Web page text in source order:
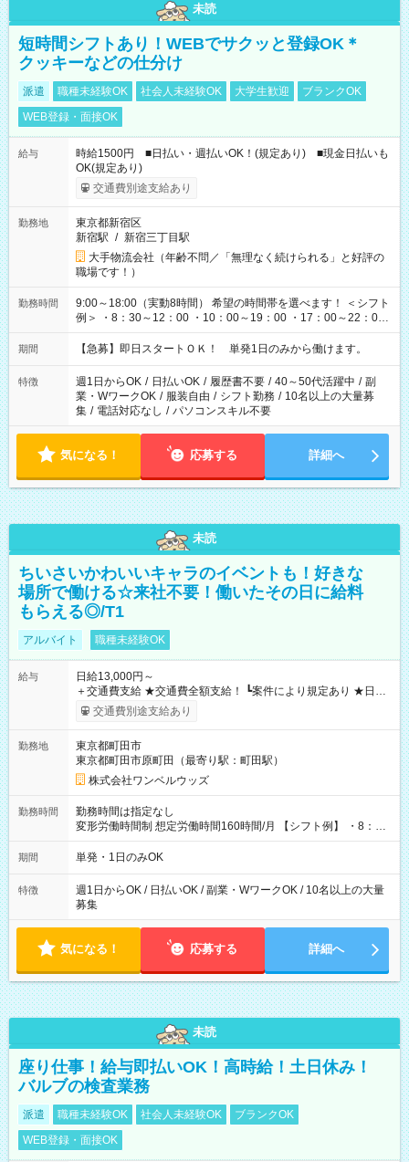
未読
短時間シフトあり！WEBでサクッと登録OK＊
クッキーなどの仕分け
派遣 職種未経験OK 社会人未経験OK 大学生歓迎
ブランクOK
WEB登録・面接OK
給与
時給1500円 ■日払い・週払いOK！(規定あり) ■現金日払いも
OK(規定あり)
交通費別途支給あり
勤務地
東京都新宿区
新宿駅 / 新宿三丁目駅
大手物流会社（年齢不問／「無理なく続けられる」と好評の
職場です！）
勤務時間
9:00～18:00（実動8時間） 希望の時間帯を選べます！ ＜シフト
例＞ ・8：30～12：00 ・10：00～19：00 ・17：00～22：00
・13：00～22：00 ・22：00～翌6：00 など
期間 【急募】即日スタートＯＫ！ 単発1日のみから働けます。
特徴 週1日からOK / 日払いOK / 履歴書不要 / 40～50代活躍中 / 副
業・WワークOK / 服装自由 / シフト勤務 / 10名以上の大量募
集 / 電話対応なし / パソコンスキル不要
気になる！ 応募する 詳細へ
未読
ちいさいかわいいキャラのイベントも！好きな
場所で働ける☆来社不要！働いたその日に給料
もらえる◎/T1
アルバイト 職種未経験OK
給与
日給13,000円～
＋交通費支給 ★交通費全額支給！ ┗案件により規定あり ★日払
いOK！（規定あり） ┗働いたその日に現金GET♪ お仕事後はコ
ンビニATMから 日払い分を引き落とせます！ 【試用期間】試
交通費別途支給あり
勤務地
東京都町田市
東京都町田市原町田（最寄り駅：町田駅）
株式会社ワンベルウッズ
勤務時間
勤務時間は指定なし
変形労働時間制 想定労働時間160時間/月 【シフト例】 ・8：00
～21：00
期間 単発・1日のみOK
特徴
週1日からOK / 日払いOK / 副業・WワークOK / 10名以上の大量
募集
気になる！ 応募する 詳細へ
未読
座り仕事！給与即払いOK！高時給！土日休み！
バルブの検査業務
派遣 職種未経験OK 社会人未経験OK
ブランクOK
WEB登録・面接OK